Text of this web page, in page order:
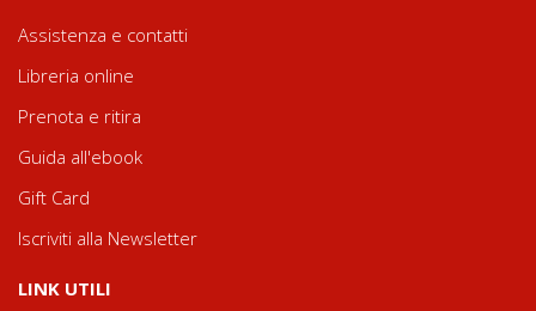
Assistenza e contatti
Libreria online
Prenota e ritira
Guida all'ebook
Gift Card
Iscriviti alla Newsletter
LINK UTILI